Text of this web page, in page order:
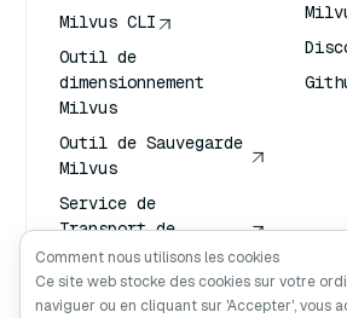
Milvus CLI
Outil de
dimensionnement
Milvus
Outil de Sauvegarde
Milvus
Service de
Transport de
Vecteurs (VTS)
Chercheur en
Comment nous utilisons les cookies
Ce site web stocke des cookies sur votre
naviguer ou en cliquant sur 'Accepter', vous